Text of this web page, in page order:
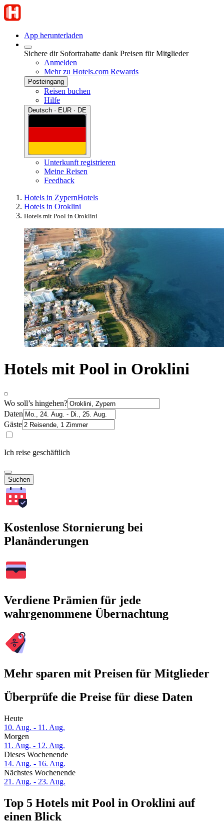
App herunterladen
Sichere dir Sofortrabatte dank Preisen für Mitglieder
Anmelden
Mehr zu Hotels.com Rewards
Posteingang
Reisen buchen
Hilfe
Deutsch · EUR · DE
Unterkunft registrieren
Meine Reisen
Feedback
Hotels in ZypernHotels
Hotels in Oroklini
Hotels mit Pool in Oroklini
Hotels mit Pool in Oroklini
Wo soll’s hingehen?
Daten
Gäste
Ich reise geschäftlich
Suchen
Kostenlose Stornierung bei
Planänderungen
Verdiene Prämien für jede
wahrgenommene Übernachtung
Mehr sparen mit Preisen für Mitglieder
Überprüfe die Preise für diese Daten
Heute
10. Aug. - 11. Aug.
Morgen
11. Aug. - 12. Aug.
Dieses Wochenende
14. Aug. - 16. Aug.
Nächstes Wochenende
21. Aug. - 23. Aug.
Top 5 Hotels mit Pool in Oroklini auf
einen Blick